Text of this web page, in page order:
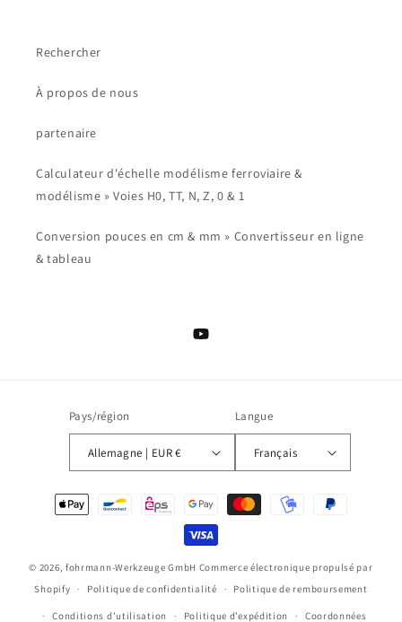
Rechercher
À propos de nous
partenaire
Calculateur d'échelle modélisme ferroviaire &
modélisme » Voies H0, TT, N, Z, 0 & 1
Conversion pouces en cm & mm » Convertisseur en ligne
& tableau
YouTube
Pays/région
Allemagne | EUR €
Langue
Français
Moyens
© 2026, fohrmann-Werkzeuge GmbH Commerce électronique propulsé par
Shopify
Politique de confidentialité Politique de remboursement
Conditions d’utilisation Politique d’expédition Coordonnées